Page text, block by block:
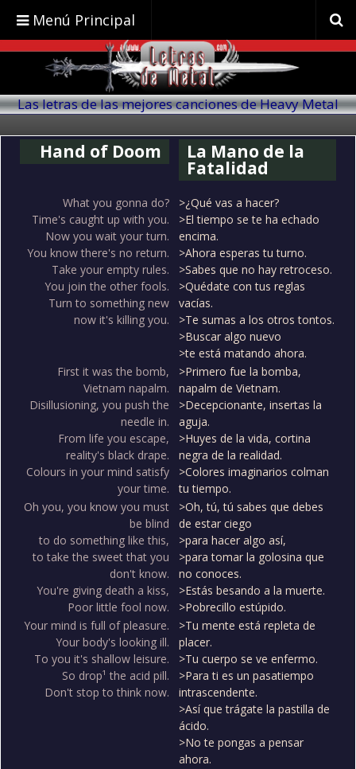
Menú Principal
Las letras de las mejores canciones de Heavy Metal
Hand of Doom La Mano de la
Fatalidad
What you gonna do?
Time's caught up with you.
Now you wait your turn.
You know there's no return.
Take your empty rules.
You join the other fools.
Turn to something new
now it's killing you.
>¿Qué vas a hacer?
>El tiempo se te ha echado
encima.
>Ahora esperas tu turno.
>Sabes que no hay retroceso.
>Quédate con tus reglas
vacías.
>Te sumas a los otros tontos.
>Buscar algo nuevo
>te está matando ahora.
First it was the bomb,
Vietnam napalm.
Disillusioning, you push the
needle in.
From life you escape,
reality's black drape.
Colours in your mind satisfy
your time.
>Primero fue la bomba,
napalm de Vietnam.
>Decepcionante, insertas la
aguja.
>Huyes de la vida, cortina
negra de la realidad.
>Colores imaginarios colman
tu tiempo.
Oh you, you know you must
be blind
to do something like this,
to take the sweet that you
don't know.
You're giving death a kiss,
Poor little fool now.
>Oh, tú, tú sabes que debes
de estar ciego
>para hacer algo así,
>para tomar la golosina que
no conoces.
>Estás besando a la muerte.
>Pobrecillo estúpido.
Your mind is full of pleasure.
Your body's looking ill.
To you it's shallow leisure.
So drop¹ the acid pill.
Don't stop to think now.
>Tu mente está repleta de
placer.
>Tu cuerpo se ve enfermo.
>Para ti es un pasatiempo
intrascendente.
>Así que trágate la pastilla de
ácido.
>No te pongas a pensar
ahora.